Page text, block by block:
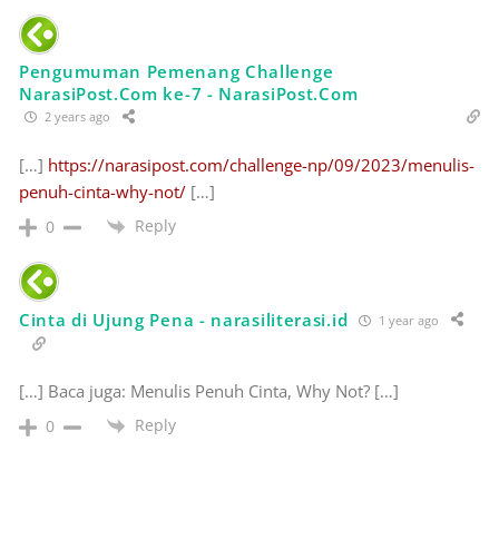
Pengumuman Pemenang Challenge
NarasiPost.Com ke-7 - NarasiPost.Com
2 years ago
[…] https://narasipost.com/challenge-np/09/2023/menulis-
penuh-cinta-why-not/ […]
0 Reply
Cinta di Ujung Pena - narasiliterasi.id 1 year ago
[…] Baca juga: Menulis Penuh Cinta, Why Not? […]
0 Reply